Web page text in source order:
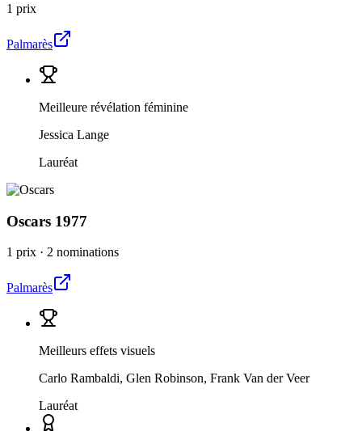
1 prix
Palmarès
Meilleure révélation féminine
Jessica Lange
Lauréat
Oscars 1977
1 prix · 2 nominations
Palmarès
Meilleurs effets visuels
Carlo Rambaldi, Glen Robinson, Frank Van der Veer
Lauréat